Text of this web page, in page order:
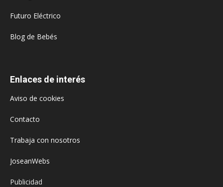
Futuro Eléctrico
Blog de Bebés
Enlaces de interés
Aviso de cookies
Contacto
Trabaja con nosotros
JoseanWebs
Publicidad